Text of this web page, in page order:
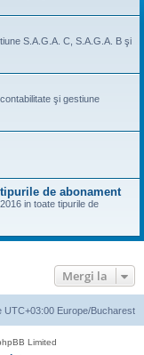
S.A.G.A. C, S.A.G.A. B şi
şi gestiune
de abonament
in toate tipurile de
Mergi la
UTC+03:00 Europe/Bucharest
Limited